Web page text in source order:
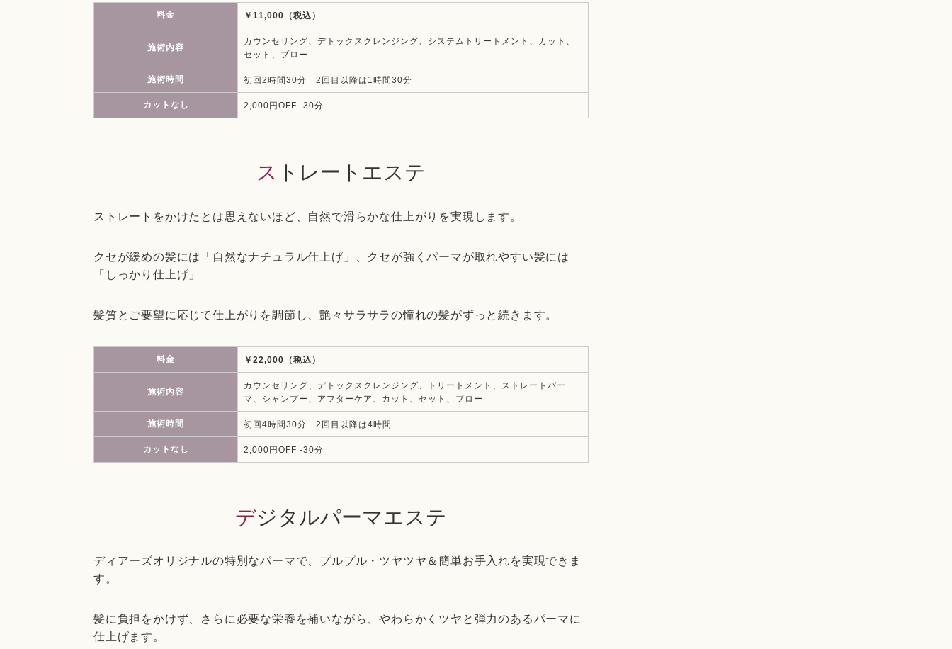
料金 ￥11,000（税込）
施術内容
カウンセリング、デトックスクレンジング、システムトリートメント、カット、
セット、ブロー
施術時間 初回2時間30分 2回目以降は1時間30分
カットなし 2,000円OFF -30分
ストレートエステ
ストレートをかけたとは思えないほど、自然で滑らかな仕上がりを実現します。
クセが緩めの髪には「自然なナチュラル仕上げ」、クセが強くパーマが取れやすい髪には
「しっかり仕上げ」
髪質とご要望に応じて仕上がりを調節し、艶々サラサラの憧れの髪がずっと続きます。
料金 ￥22,000（税込）
施術内容
カウンセリング、デトックスクレンジング、トリートメント、ストレートパー
マ、シャンプー、アフターケア、カット、セット、ブロー
施術時間 初回4時間30分 2回目以降は4時間
カットなし 2,000円OFF -30分
デジタルパーマエステ
ディアーズオリジナルの特別なパーマで、プルプル・ツヤツヤ＆簡単お手入れを実現できま
す。
髪に負担をかけず、さらに必要な栄養を補いながら、やわらかくツヤと弾力のあるパーマに
仕上げます。